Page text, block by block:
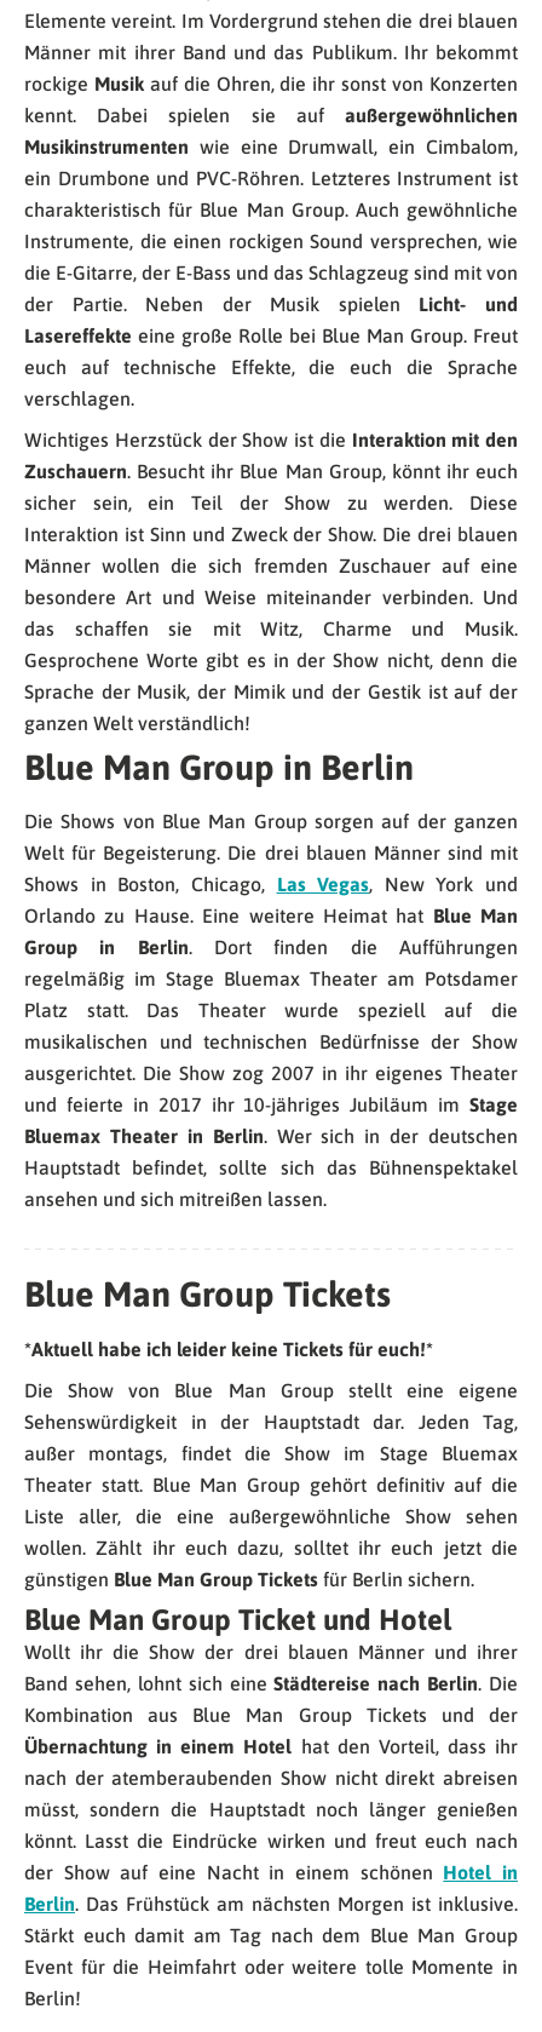
Elemente vereint. Im Vordergrund stehen die drei blauen
Männer mit ihrer Band und das Publikum. Ihr bekommt
rockige Musikauf die Ohren, die ihr sonst von Konzerten
kennt. Dabei spielen sie auf außergewöhnlichen
Musikinstrumenten wie eine Drumwall, ein Cimbalom,
ein Drumbone und PVC-Röhren. Letzteres Instrument ist
charakteristisch für Blue Man Group. Auch gewöhnliche
Instrumente, die einen rockigen Sound versprechen, wie
die E-Gitarre, der E-Bass und das Schlagzeug sind mit von
der Partie. Neben der Musik spielen Licht- und
Lasereffekte eine große Rolle bei Blue Man Group. Freut
euch auf technische Effekte, die euch die Sprache
verschlagen.
Wichtiges Herzstück der Show ist die Interaktion mit den
Zuschauern. Besucht ihr Blue Man Group, könnt ihr euch
sicher sein, ein Teil der Show zu werden. Diese
Interaktion ist Sinn und Zweck der Show. Die drei blauen
Männer wollen die sich fremden Zuschauer auf eine
besondere Art und Weise miteinander verbinden. Und
das schaffen sie mit Witz, Charme und Musik.
Gesprochene Worte gibt es in der Show nicht, denn die
Sprache der Musik, der Mimik und der Gestik ist auf der
ganzen Welt verständlich!
Blue Man Group in Berlin
Die Shows von Blue Man Group sorgen auf der ganzen
Welt für Begeisterung. Die drei blauen Männer sind mit
Shows in Boston, Chicago, Las Vegas, New York und
Orlando zu Hause. Eine weitere Heimat hat Blue Man
Group in Berlin. Dort finden die Aufführungen
regelmäßig im Stage Bluemax Theater am Potsdamer
Platz statt. Das Theater wurde speziell auf die
musikalischen und technischen Bedürfnisse der Show
ausgerichtet. Die Show zog 2007 in ihr eigenes Theater
und feierte in 2017 ihr 10-jähriges Jubiläum im Stage
Bluemax Theater in Berlin. Wer sich in der deutschen
Hauptstadt befindet, sollte sich das Bühnenspektakel
ansehen und sich mitreißen lassen.
Blue Man Group Tickets
*Aktuell habe ich leider keine Tickets für euch!*
Die Show von Blue Man Group stellt eine eigene
Sehenswürdigkeit in der Hauptstadt dar. Jeden Tag,
außer montags, findet die Show im Stage Bluemax
Theater statt. Blue Man Group gehört definitiv auf die
Liste aller, die eine außergewöhnliche Show sehen
wollen. Zählt ihr euch dazu, solltet ihr euch jetzt die
günstigen Blue Man Group Tickets für Berlin sichern.
Blue Man Group Ticket und Hotel
Wollt ihr die Show der drei blauen Männer und ihrer
Band sehen, lohnt sich eineStädtereise nach Berlin. Die
Kombination aus Blue Man Group Tickets und der
Übernachtung in einem Hotel hat den Vorteil, dass ihr
nach der atemberaubenden Show nicht direkt abreisen
müsst, sondern die Hauptstadt noch länger genießen
könnt. Lasst die Eindrücke wirken und freut euch nach
der Show auf eine Nacht in einem schönen Hotel in
Berlin. Das Frühstück am nächsten Morgen ist inklusive.
Stärkt euch damit am Tag nach dem Blue Man Group
Event für die Heimfahrt oder weitere tolle Momente in
Berlin!